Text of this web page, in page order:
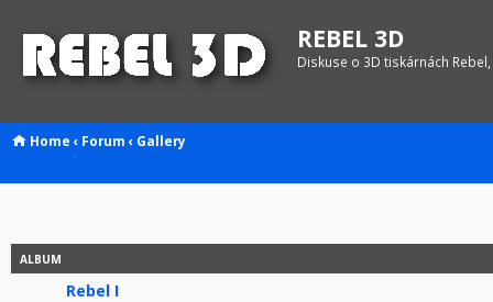
REBEL 3D
Diskuse o 3D tiskárnách
Home ‹ Forum ‹ Gallery
ALBUM
Rebel I